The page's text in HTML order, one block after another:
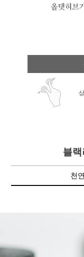
블
천